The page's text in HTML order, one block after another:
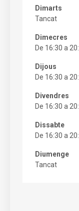
Dimarts
Tancat
Dimecres
De 16:30 a
Dijous
De 16:30 a
Divendres
De 16:30 a
Dissabte
De 16:30 a
Diumenge
Tancat